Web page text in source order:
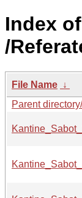
Index of
/
File Name ↓
Parent directory/